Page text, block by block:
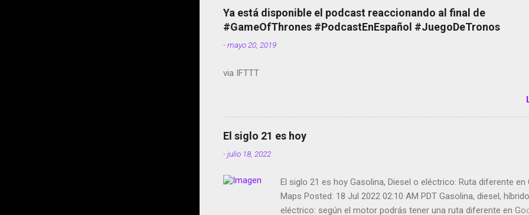
el smartphone en sus misas La serie de la Tierra Media GoBee -
de bicicletas de alquiler Stop Motion en Instagram Vodafone:
tumbado. Amazon Music: Chingo yo, chingas tu... http://amzn.to/
Ya está disponible el podcast reaccionando al final de
#GameOfThrones #PodcastEnEspañol #JuegoDeTronos
-mayo 20, 2019
via IFTTT
El siglo 21 es hoy
-julio 18, 2022
El siglo 21 es hoy Gasolina, Diesel o eléctrico: Ruta diferente en
Maps Posted: 18 Jul 2022 02:10 AM PDT Gasolina, diesel,
eléctrico: según el motor podrás tener una ruta diferente en